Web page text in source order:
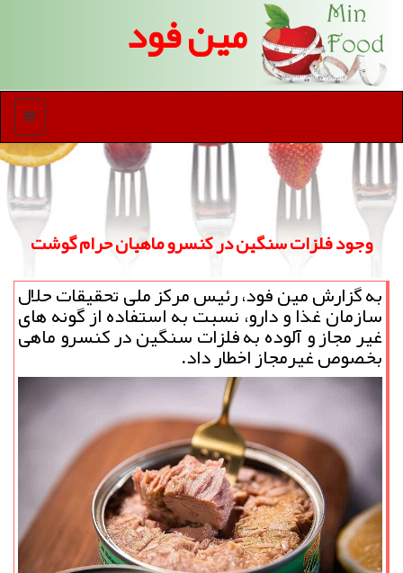
مین فود
منو
وجود فلزات سنگین در کنسرو ماهیان حرام گوشت
به گزارش مین فود، رئیس مرکز ملی تحقیقات حلال
سازمان غذا و دارو، نسبت به استفاده از گونه های
غیر مجاز و آلوده به فلزات سنگین در کنسرو ماهی
بخصوص غیرمجاز اخطار داد.